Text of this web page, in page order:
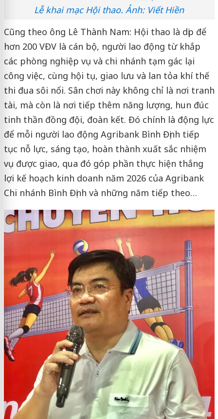
Lễ khai mạc Hội thao. Ảnh: Viết Hiền
Cũng theo ông Lê Thành Nam: Hội thao là dịp để
hơn 200 VĐV là cán bộ, người lao động từ khắp
các phòng nghiệp vụ và chi nhánh tạm gác lại
công việc, cùng hội tụ, giao lưu và lan tỏa khí thế
thi đua sôi nổi. Sân chơi này không chỉ là nơi tranh
tài, mà còn là nơi tiếp thêm năng lượng, hun đúc
tinh thần đồng đội, đoàn kết. Đó chính là động lực
để mỗi người lao động Agribank Bình Định tiếp
tục nỗ lực, sáng tạo, hoàn thành xuất sắc nhiệm
vụ được giao, qua đó góp phần thực hiện thắng
lợi kế hoạch kinh doanh năm 2026 của Agribank
Chi nhánh Bình Định và những năm tiếp theo…